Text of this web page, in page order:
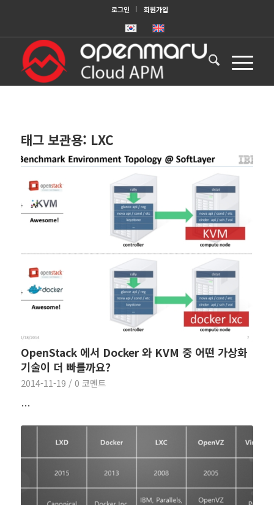
로그인 회원가입
태그 보관용: LXC
OpenStack 에서 Docker 와 KVM 중 어떤 가상화
기술이 더 빠를까요?
2014-11-19 / 0 코멘트
…